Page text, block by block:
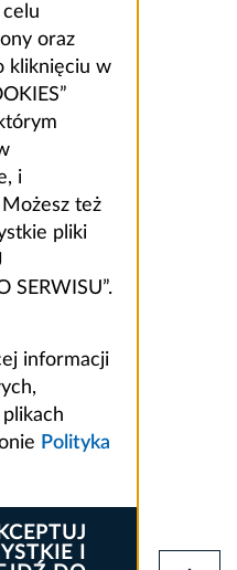
oraz
kliknięciu w
i
też
pliki
SERWISU”.
informacji
Polityka
I